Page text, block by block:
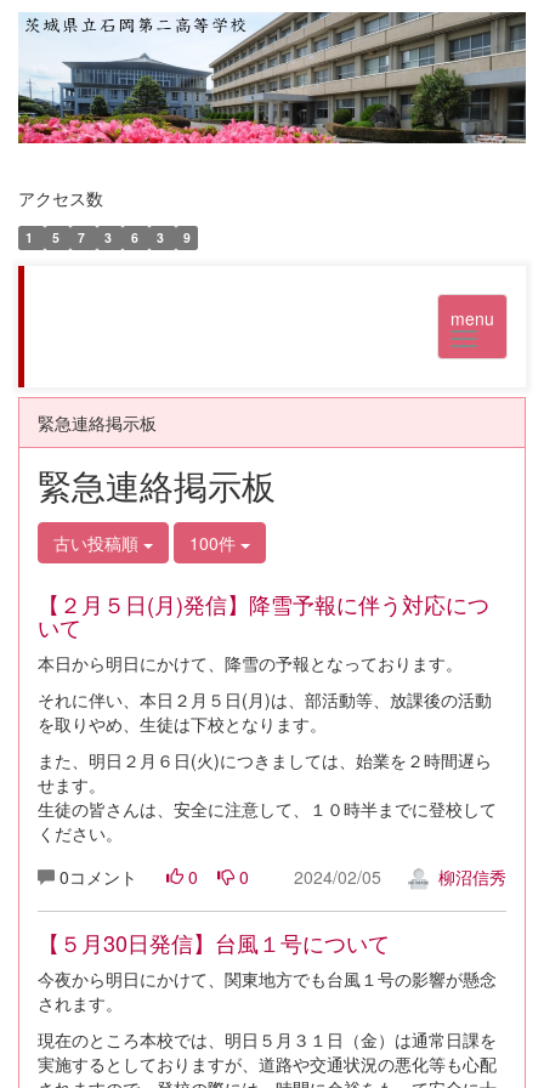
アクセス数
1 5 7 3 6 3 9
menu
緊急連絡掲示板
緊急連絡掲示板
古い投稿順 100件
【２月５日(月)発信】降雪予報に伴う対応につ
いて
本日から明日にかけて、降雪の予報となっております。
それに伴い、本日２月５日(月)は、部活動等、放課後の活動
を取りやめ、生徒は下校となります。
また、明日２月６日(火)につきましては、始業を２時間遅ら
せます。
生徒の皆さんは、安全に注意して、１０時半までに登校して
ください。
0コメント
0 0 2024/02/05 柳沼信秀
【５月30日発信】台風１号について
今夜から明日にかけて、関東地方でも台風１号の影響が懸念
されます。
現在のところ本校では、明日５月３１日（金）は通常日課を
実施するとしておりますが、道路や交通状況の悪化等も心配